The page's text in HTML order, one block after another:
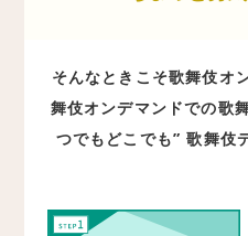
そんなときこそ歌舞伎オ
舞伎オンデマンドでの歌
つでもどこでも” 歌舞伎